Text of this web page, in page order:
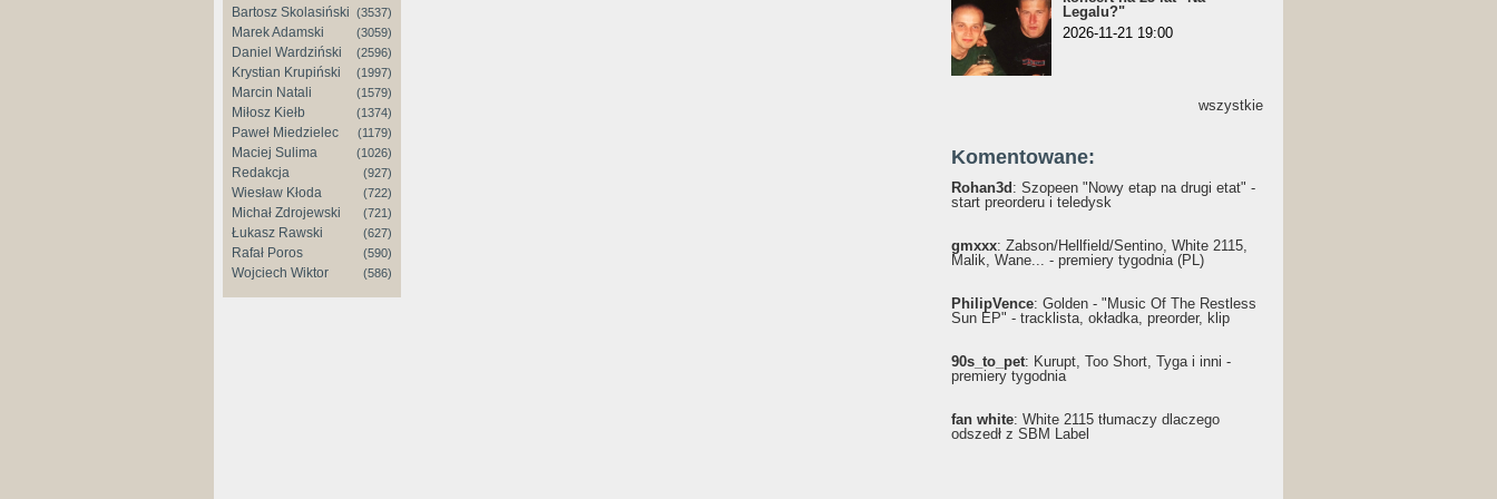
Bartosz Skolasiński (3537)
Marek Adamski (3059)
Daniel Wardziński (2596)
Krystian Krupiński (1997)
Marcin Natali (1579)
Miłosz Kiełb (1374)
Paweł Miedzielec (1179)
Maciej Sulima (1026)
Redakcja (927)
Wiesław Kłoda (722)
Michał Zdrojewski (721)
Łukasz Rawski (627)
Rafał Poros (590)
Wojciech Wiktor (586)
Legalu?"
2026-11-21 19:00
wszystkie
Komentowane:
Rohan3d : Szopeen "Nowy etap na drugi etat" -
start preorderu i teledysk
gmxxx: Żabson/Hellfield/Sentino, White 2115,
Malik, Wane... - premiery tygodnia (PL)
PhilipVence: Golden - "Music Of The Restless
Sun EP" - tracklista, okładka, preorder, klip
90s_to_pet: Kurupt, Too Short, Tyga i inni -
premiery tygodnia
fan white: White 2115 tłumaczy dlaczego
odszedł z SBM Label